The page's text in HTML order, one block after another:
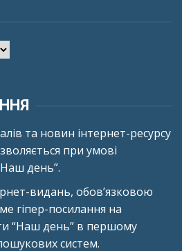
та новин інтернет-ресурсу
при умові
день”.
видань, обов’язковою
гіпер-посилання на
“Наш день” в першому
систем.